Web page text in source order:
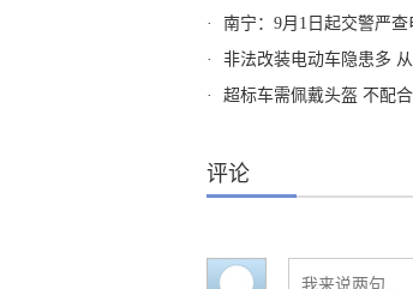
·
南宁：9月1日起交警严
·
非法改装电动车隐患多
·
超标车需佩戴头盔 不配
评论